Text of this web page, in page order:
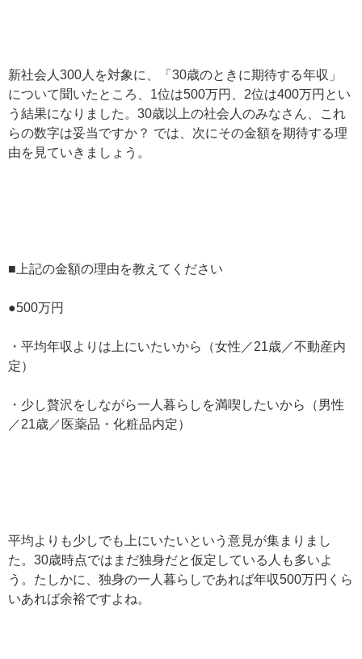
新社会人300人を対象に、「30歳のときに期待する年収」
について聞いたところ、1位は500万円、2位は400万円とい
う結果になりました。30歳以上の社会人のみなさん、これ
らの数字は妥当ですか？ では、次にその金額を期待する理
由を見ていきましょう。
■上記の金額の理由を教えてください
●500万円
・平均年収よりは上にいたいから（女性／21歳／不動産内
定）
・少し贅沢をしながら一人暮らしを満喫したいから（男性
／21歳／医薬品・化粧品内定）
平均よりも少しでも上にいたいという意見が集まりまし
た。30歳時点ではまだ独身だと仮定している人も多いよ
う。たしかに、独身の一人暮らしであれば年収500万円くら
いあれば余裕ですよね。